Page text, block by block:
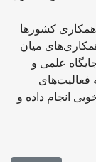
کشورها
میان
علمی و
فعالیت‌های
انجام داده و